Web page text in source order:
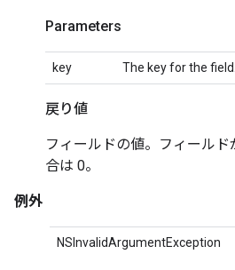
Parameters
key The key for the field.
戻り値
フィールドの値。フィール
合は 0。
例外
NSInvalidArgumentException